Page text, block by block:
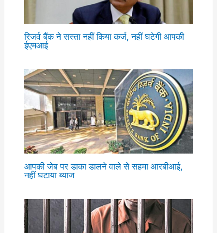
रिजर्व बैंक ने सस्ता नहीं किया कर्ज, नहीं घटेगी आपकी
ईएमआई
आपकी जेब पर डाका डालने वाले से सहमा आरबीआई,
नहीं घटाया ब्याज